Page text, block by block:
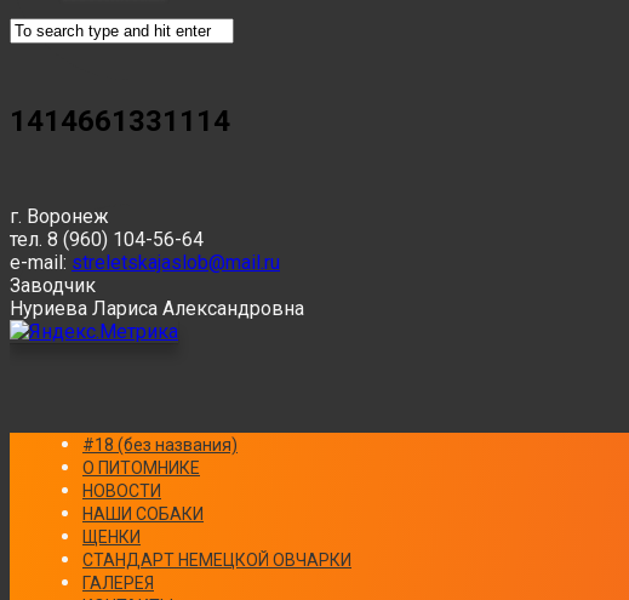
1414661331114
г. Воронеж
тел. 8 (960) 104-56-64
e-mail: streletskajaslob@mail.ru
Заводчик
Нуриева Лариса Александровна
#18 (без названия)
О ПИТОМНИКЕ
НОВОСТИ
НАШИ СОБАКИ
ЩЕНКИ
СТАНДАРТ НЕМЕЦКОЙ ОВЧАРКИ
ГАЛЕРЕЯ